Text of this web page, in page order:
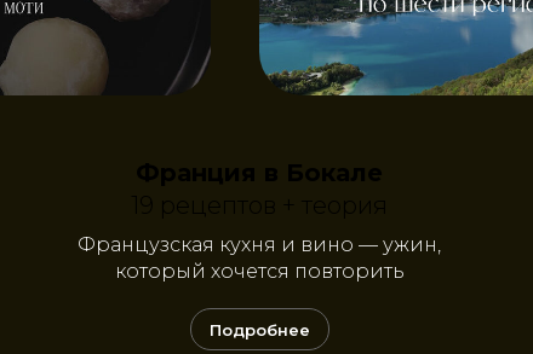
Франция в Бокале
19 рецептов + теория
Французская кухня и вино — ужин,
который хочется повторить
Подробнее